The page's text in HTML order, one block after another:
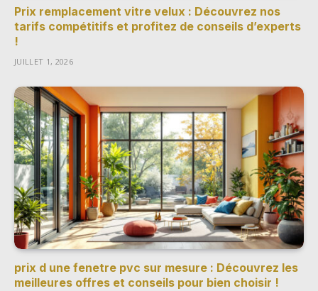
Prix remplacement vitre velux : Découvrez nos
tarifs compétitifs et profitez de conseils d’experts
!
JUILLET 1, 2026
prix d une fenetre pvc sur mesure : Découvrez les
meilleures offres et conseils pour bien choisir !